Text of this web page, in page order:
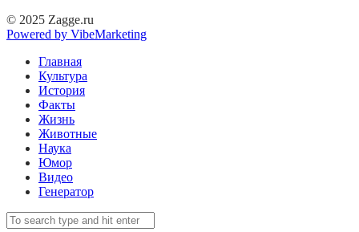
© 2025 Zagge.ru
Powered by VibeMarketing
Главная
Культура
История
Факты
Жизнь
Животные
Наука
Юмор
Видео
Генератор